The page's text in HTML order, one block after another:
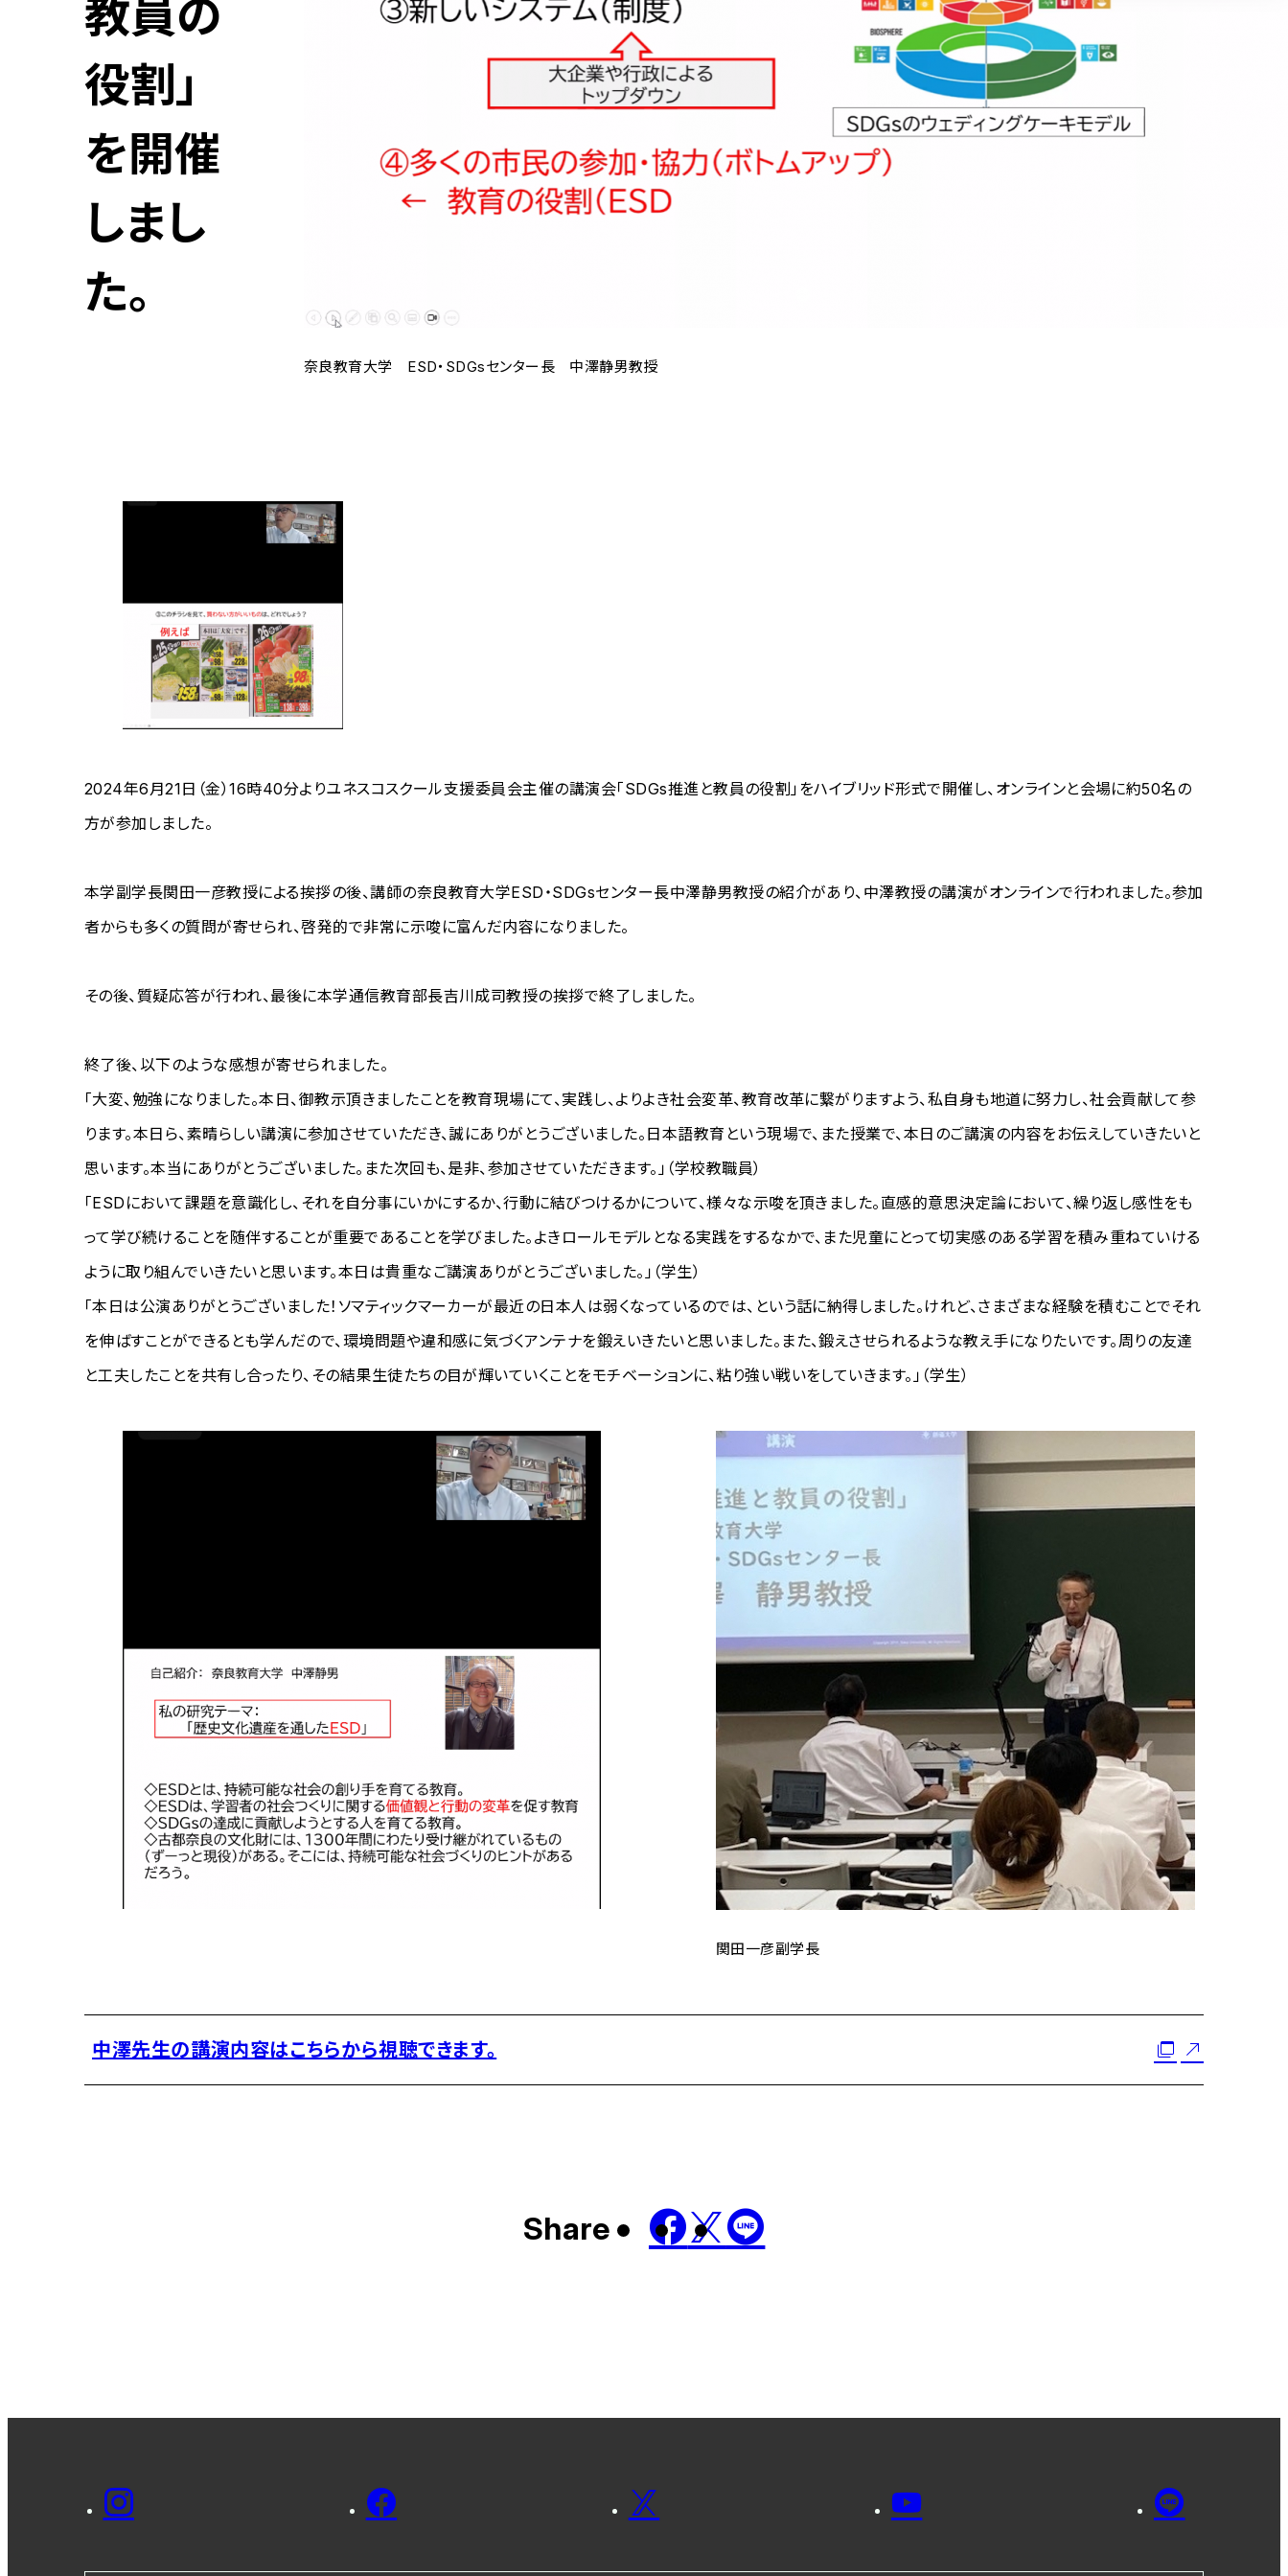
教員の
役割」
を開催
しまし
た。
奈良教育大学 ESD・SDGsセンター長 中澤静男教授
2024年6月21日（金）16時40分よりユネスコスクール支援委員会主催の講演会「SDGs推進と教員の役割」をハイブリッド形式で開催し、オンラインと会場に約50名の
方が参加しました。
本学副学長関田一彦教授による挨拶の後、講師の奈良教育大学ESD・SDGsセンター長中澤静男教授の紹介があり、中澤教授の講演がオンラインで行われました。参加
者からも多くの質問が寄せられ、啓発的で非常に示唆に富んだ内容になりました。
その後、質疑応答が行われ、最後に本学通信教育部長吉川成司教授の挨拶で終了しました。
終了後、以下のような感想が寄せられました。
「大変、勉強になりました。本日、御教示頂きましたことを教育現場にて、実践し、よりよき社会変革、教育改革に繋がりますよう、私自身も地道に努力し、社会貢献して参
ります。本日ら、素晴らしい講演に参加させていただき、誠にありがとうございました。日本語教育という現場で、また授業で、本日のご講演の内容をお伝えしていきたいと
思います。本当にありがとうございました。また次回も、是非、参加させていただきます。」（学校教職員）
「ESDにおいて課題を意識化し、それを自分事にいかにするか、行動に結びつけるかについて、様々な示唆を頂きました。直感的意思決定論において、繰り返し感性をも
って学び続けることを随伴することが重要であることを学びました。よきロールモデルとなる実践をするなかで、また児童にとって切実感のある学習を積み重ねていける
ように取り組んでいきたいと思います。本日は貴重なご講演ありがとうございました。」（学生）
「本日は公演ありがとうございました！ソマティックマーカーが最近の日本人は弱くなっているのでは、という話に納得しました。けれど、さまざまな経験を積むことでそれ
を伸ばすことができるとも学んだので、環境問題や違和感に気づくアンテナを鍛えいきたいと思いました。また、鍛えさせられるような教え手になりたいです。周りの友達
と工夫したことを共有し合ったり、その結果生徒たちの目が輝いていくことをモチベーションに、粘り強い戦いをしていきます。」（学生）
関田一彦副学長
中澤先生の講演内容はこちらから視聴できます。
Share